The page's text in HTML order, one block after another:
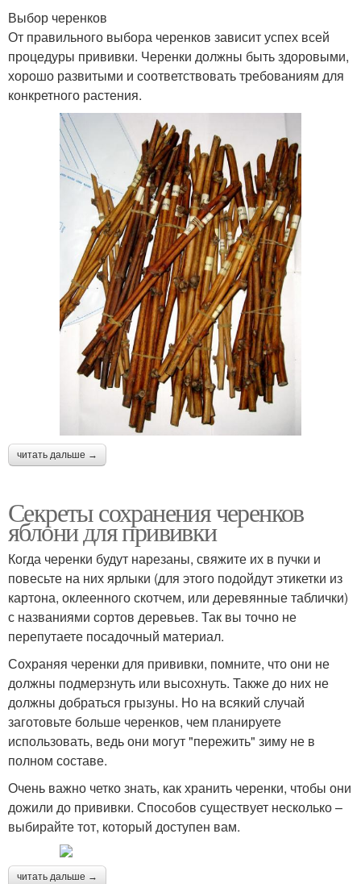
Выбор черенков
От правильного выбора черенков зависит успех всей
процедуры прививки. Черенки должны быть здоровыми,
хорошо развитыми и соответствовать требованиям для
конкретного растения.
читать дальше →
Секреты сохранения черенков
яблони для прививки
Когда черенки будут нарезаны, свяжите их в пучки и
повесьте на них ярлыки (для этого подойдут этикетки из
картона, оклеенного скотчем, или деревянные таблички)
с названиями сортов деревьев. Так вы точно не
перепутаете посадочный материал.
Сохраняя черенки для прививки, помните, что они не
должны подмерзнуть или высохнуть. Также до них не
должны добраться грызуны. Но на всякий случай
заготовьте больше черенков, чем планируете
использовать, ведь они могут "пережить" зиму не в
полном составе.
Очень важно четко знать, как хранить черенки, чтобы они
дожили до прививки. Способов существует несколько –
выбирайте тот, который доступен вам.
читать дальше →